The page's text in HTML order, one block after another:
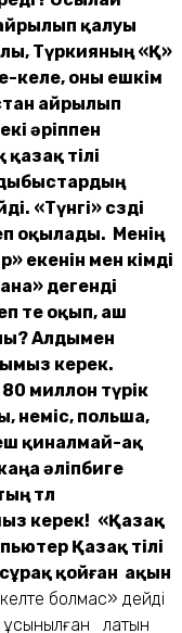
қалуы
Түркияның «Қ»
келе, оны ешкім
айрылып
әріппен
тілі
«Түнгі» сөзді
оқылады. Менің
екенін мен кімді
дегенді
те оқып, аш
Алдымен
керек.
80 миллон түрік
неміс, польша,
қиналмай-ақ
әліпбиге
төл
керек! «Қазақ
Қазақ тілі
қойған ақын
болмас» дейді
ұсынылған латын